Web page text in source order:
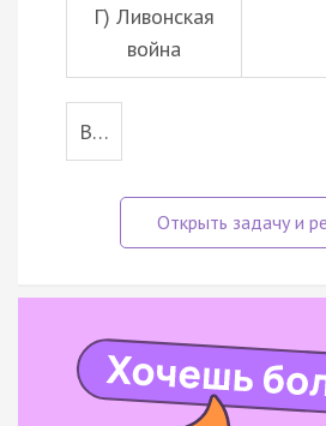
Г) Ливонская
война
В…